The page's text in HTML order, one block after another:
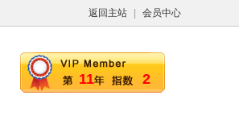
返回主站 会员中心
11 2